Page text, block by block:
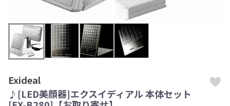
Exideal
♪[LED美顔器]エクスイディアル 本体セット